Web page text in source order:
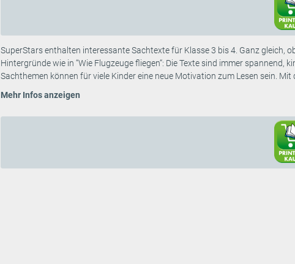
SuperStars enthalten interessante Sachtexte für Klasse 3 bis 4. Ganz gleich,
Hintergründe wie in “Wie Flugzeuge fliegen“: Die Texte sind immer
Sachthemen können für viele Kinder eine neue Motivation zum Lesen sein. Mit
Mehr Infos anzeigen